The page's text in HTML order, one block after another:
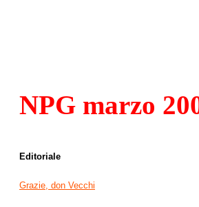
NPG marzo
Editoriale
Grazie, don Vecchi